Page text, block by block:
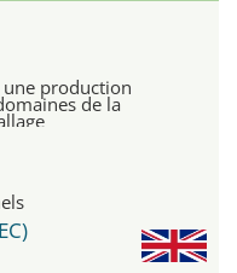
production
de la